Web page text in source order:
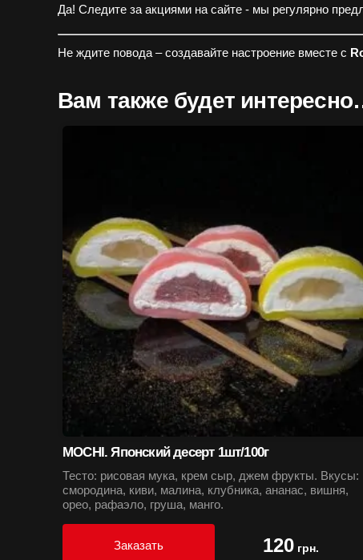
Да! Следите за акциями на сайте - мы регулярно
Не ждите повода – создавайте настроение вместе с
Вам также будет
MOCHI. Японский десерт 1шт/100г
Тесто: рисовая мука, крем сыр, джем фрукты. Вкусы:
смородина, киви, малина, клубника, ананас, вишня,
орео, рафаэло, груша, манго.
Заказать 120 грн.